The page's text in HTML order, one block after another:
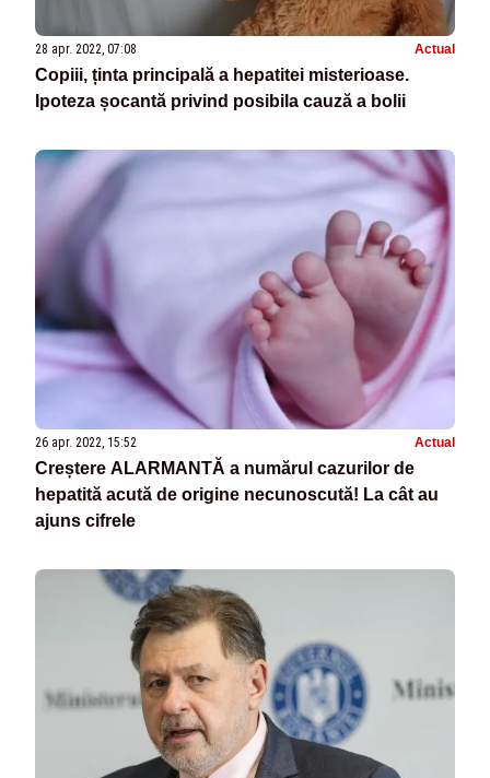
28 apr. 2022, 07:08 Actual
Copiii, ținta principală a hepatitei misterioase.
Ipoteza șocantă privind posibila cauză a bolii
26 apr. 2022, 15:52 Actual
Creștere ALARMANTĂ a numărul cazurilor de
hepatită acută de origine necunoscută! La cât au
ajuns cifrele